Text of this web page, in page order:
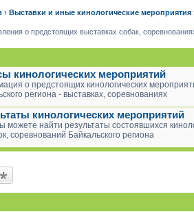
› Выставки и иные кинологические мероприятия
о предстоящих выставках собак,
кинологических мероприятий
о предстоящих кинологических
региона - выставках, соревнованиях
кинологических мероприятий
можете найти результаты состоявшихся
соревнований Байкальского региона